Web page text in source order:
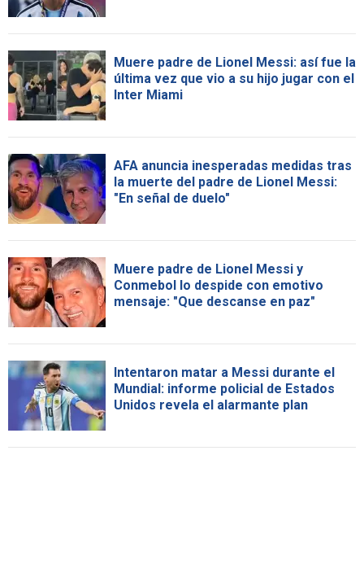
Muere padre de Lionel Messi: así fue la
última vez que vio a su hijo jugar con el
Inter Miami
AFA anuncia inesperadas medidas tras
la muerte del padre de Lionel Messi:
"En señal de duelo"
Muere padre de Lionel Messi y
Conmebol lo despide con emotivo
mensaje: "Que descanse en paz"
Intentaron matar a Messi durante el
Mundial: informe policial de Estados
Unidos revela el alarmante plan